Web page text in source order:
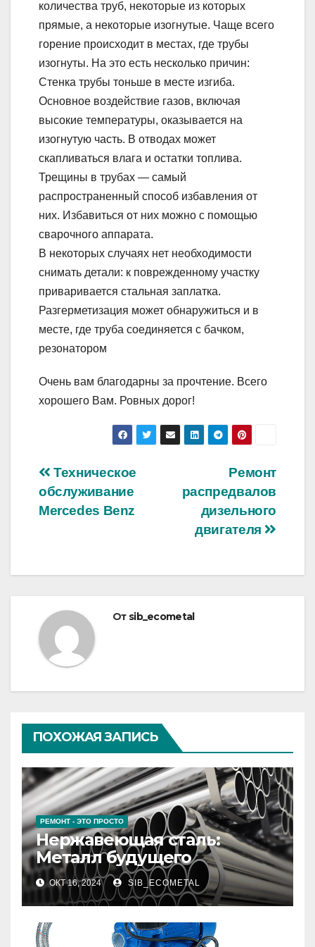
количества труб, некоторые из которых
прямые, а некоторые изогнутые. Чаще всего
горение происходит в местах, где трубы
изогнуты. На это есть несколько причин:
Стенка трубы тоньше в месте изгиба.
Основное воздействие газов, включая
высокие температуры, оказывается на
изогнутую часть. В отводах может
скапливаться влага и остатки топлива.
Трещины в трубах — самый
распространенный способ избавления от
них. Избавиться от них можно с помощью
сварочного аппарата.
В некоторых случаях нет необходимости
снимать детали: к поврежденному участку
приваривается стальная заплатка.
Разгерметизация может обнаружиться и в
месте, где труба соединяется с бачком,
резонатором
Очень вам благодарны за прочтение. Всего
хорошего Вам. Ровных дорог!
Навигация
по
Ремонт
распредвалов
дизельного
двигателя
Техническое
обслуживание
Mercedes Benz
От sib_ecometal
ПОХОЖАЯ ЗАПИСЬ
РЕМОНТ - ЭТО ПРОСТО
Нержавеющая сталь:
Металл будущего
ОКТ 16, 2024 SIB_ECOMETAL